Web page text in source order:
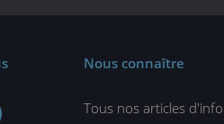
Nous connaître
Tous nos articles